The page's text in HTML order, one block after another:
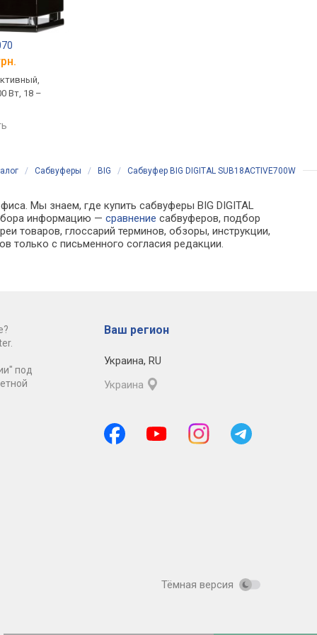
Вт, 18 –
/ Сабвуферы / BIG / Сабвуфер BIG DIGITAL SUB18ACTIVE700W
Мы знаем, где купить сабвуферы BIG DIGITAL
информацию —сравнение сабвуферов, подбор
товаров, глоссарий терминов, обзоры, инструкции,
только с письменного согласия редакции.
под
Ваш регион
Украина, RU
Украина
Тёмная версия